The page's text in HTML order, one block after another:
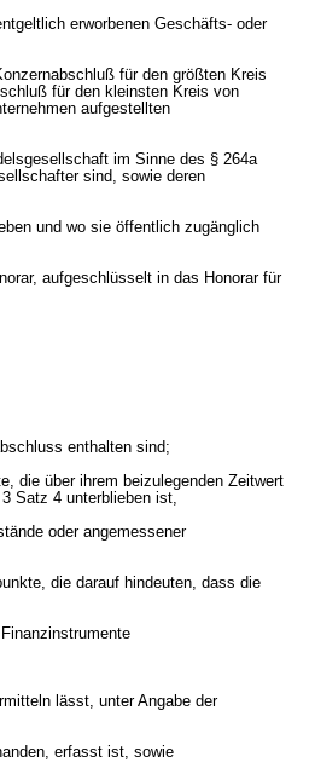
erworbenen Geschäfts- oder
für den größten Kreis
für den kleinsten Kreis von
aufgestellten
im Sinne des § 264a
sind, sowie deren
und wo sie öffentlich zugänglich
aufgeschlüsselt in das Honorar für
enthalten sind;
die über ihrem beizulegenden Zeitwert
Satz 4 unterblieben ist,
oder angemessener
die darauf hindeuten, dass die
lässt, unter Angabe der
erfasst ist, sowie